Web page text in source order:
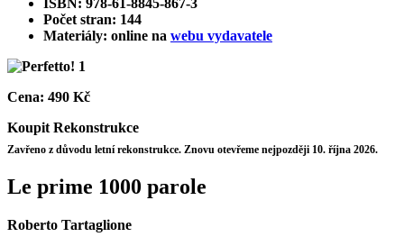
ISBN: 978-61-8845-867-3
Počet stran: 144
Materiály: online na webu vydavatele
Cena: 490 Kč
Koupit Rekonstrukce
Zavřeno z důvodu letní rekonstrukce. Znovu otevřeme nejpozději 10. října 2026.
Le prime 1000 parole
Roberto Tartaglione